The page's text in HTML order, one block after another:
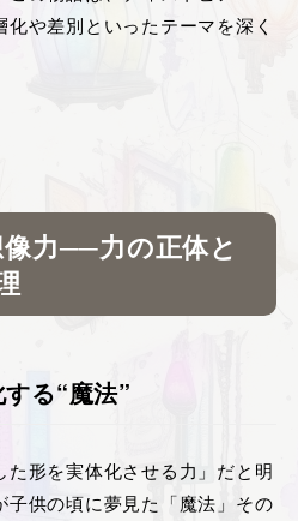
や差別といったテーマを深く
力──力の正体と
る“魔法”
形を実体化させる力」だと明
供の頃に夢見た「魔法」その